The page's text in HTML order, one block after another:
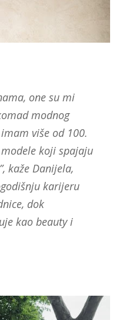
one su mi
modnog
više od 100.
koji spajaju
kaže Danijela,
karijeru
dok
kao beauty i